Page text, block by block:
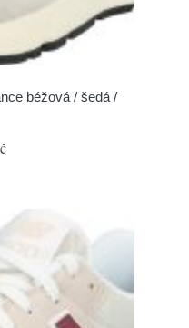
béžová / šedá /